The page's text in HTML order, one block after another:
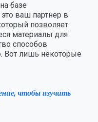
базе
это ваш партнер в
позволяет
материалы для
способов
Вот лишь некоторые
чтобы изучить